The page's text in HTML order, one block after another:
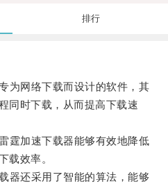
排行
网络下载而设计的软件，其
同时下载，从而提高下载速
加速下载器能够有效地降低
载效率。
还采用了智能的算法，能够